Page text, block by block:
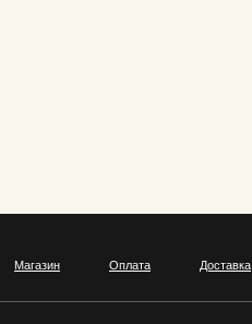
Магазин Оплата Доставка